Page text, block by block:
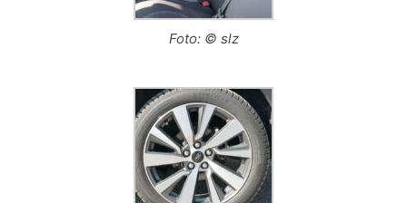
Foto: © slz